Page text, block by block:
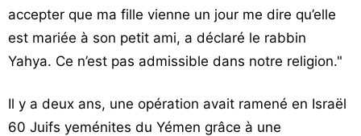
accepter que ma fille vienne un jour me dire qu’elle
est mariée à son petit ami, a déclaré le rabbin
Yahya. Ce n’est pas admissible dans notre religion."
Il y a deux ans, une opération avait ramené en Israël
60 Juifs yeménites du Yémen grâce à une